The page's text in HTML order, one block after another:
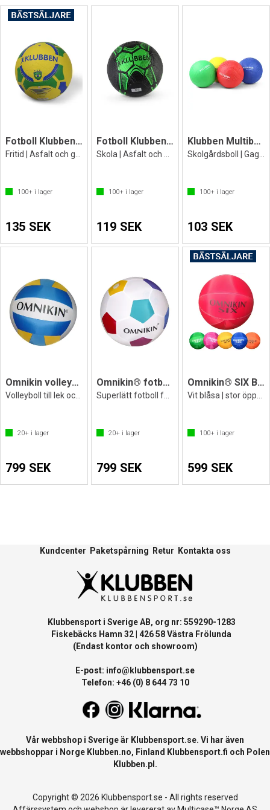
Fotboll Klubben Brasil
100+ i lager
135 SEK
Fotboll Klubben Street Soccer
100+ i lager
119 SEK
Klubben Multiboll 21 cm
100+ i lager
103 SEK
Omnikin volleyboll - 41 cm
20+ i lager
799 SEK
Omnikin® fotboll - 36 cm
20+ i lager
799 SEK
Omnikin® SIX Ball 46 cm
100+ i lager
599 SEK
Kundcenter Paketspårning Retur Kontakta oss
Klubbensport i Sverige AB, org nr: 559290-1283
Fiskebäcks Hamn 32 | 426 58 Västra Frölunda
(Endast kontor och showroom)
E-post: info@klubbensport.se
Telefon: +46 (0) 8 644 73 10
Vår webbshop i Sverige är Klubbensport.se. Vi har även
webbshoppar i Norge Klubben.no, Finland Klubbensport.fi och Polen
Klubben.pl .
Copyright © 2026 Klubbensport.se - All rights reserved